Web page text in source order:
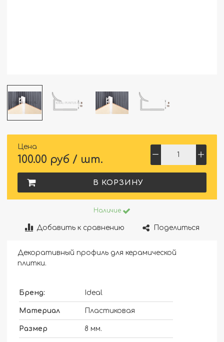
Цена
100.00 руб / шт.
В КОРЗИНУ
Наличие
Добавить к сравнению Поделиться
Декоративный профиль для керамической
плитки.
Бренд: Ideal
Материал Пластиковая
Размер 8 мм.